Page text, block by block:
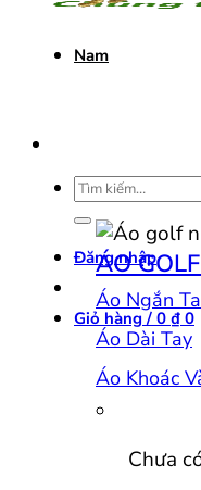
Tìm
Đăng nhập
Giỏ hàng / 0 ₫ 0
Chưa
Nam
ÁO
Áo Ngắn
Áo Dài Tay
Áo Khoác